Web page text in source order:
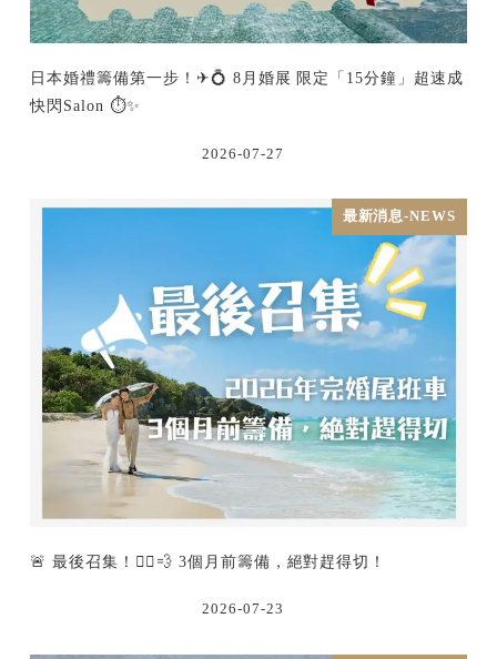
日本婚禮籌備第一步！✈💍 8月婚展 限定「15分鐘」超速成
快閃Salon ⏱️✨
2026-07-27
最新消息-NEWS
🚨 最後召集！🏃‍♂️💨 3個月前籌備，絕對趕得切！
2026-07-23